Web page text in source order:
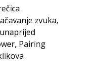
zvuka,
Pairing